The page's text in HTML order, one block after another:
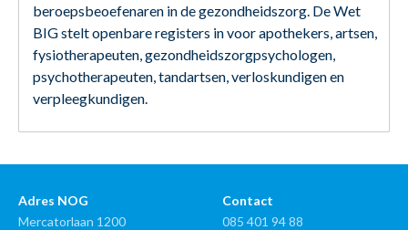
beroepsbeoefenaren in de gezondheidszorg. De Wet
BIG stelt openbare registers in voor apothekers, artsen,
fysiotherapeuten, gezondheidszorgpsychologen,
psychotherapeuten, tandartsen, verloskundigen en
verpleegkundigen.
Adres NOG
Mercatorlaan 1200
Contact
085 401 94 88